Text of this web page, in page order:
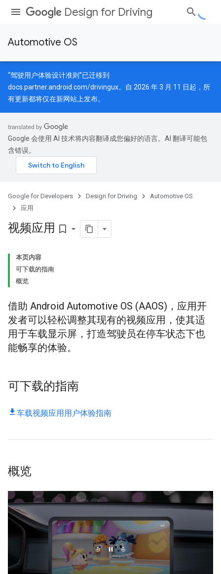
Design for Driving
Automotive OS
“驾驶用户体验设计准则”已迁移到
docs.partner.android.com/drivingux。自 2026 年 3 月 11 日起，所
有更新都将仅在新网站上发布。
Google 会使用 AI 技术将内容翻译成您偏好的语言。AI 翻译可能包
含错误。
Google for Developers Design for Driving
Automotive OS
应用
视频应用 bookmark_border
本页内容
可下载的指南
概览
借助 Android Automotive OS (AAOS)，应用开
发者可以轻松调整其现有的视频应用，使其适
用于车载显示屏，打造驾驶员在停车状态下也
能畅享的体验。
可下载的指南
车载视频应用用户体验指南
概览